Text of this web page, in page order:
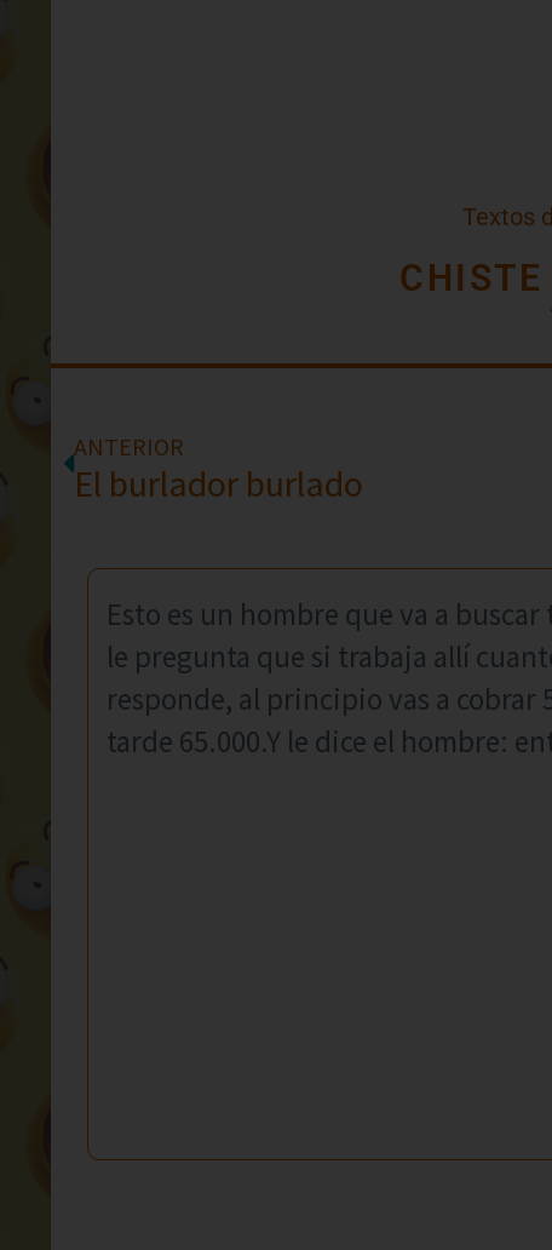
Textos
CHISTE
ANTERIOR
El burlador burlado
Esto es un hombre que va a
le pregunta que si trabaja allí
responde, al principio vas a cobrar
tarde 65.000.Y le dice el hombre: